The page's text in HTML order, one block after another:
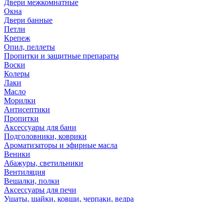
Двери межкомнатные
Окна
Двери банные
Петли
Крепеж
Опил, пеллеты
Пропитки и защитные препараты
Воски
Колеры
Лаки
Масло
Морилки
Антисептики
Пропитки
Аксессуары для бани
Подголовники, коврики
Ароматизаторы и эфирные масла
Веники
Абажуры, светильники
Вентиляция
Вешалки, полки
Аксессуары для печи
Ушаты, шайки, ковши, черпаки, ведра